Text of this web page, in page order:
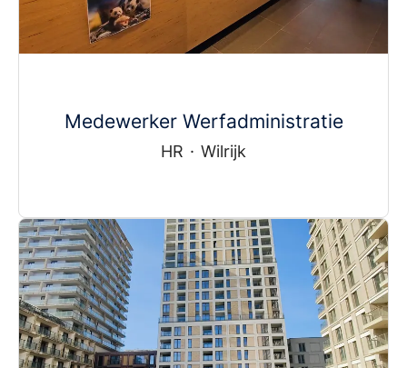
Medewerker Werfadministratie
HR · Wilrijk